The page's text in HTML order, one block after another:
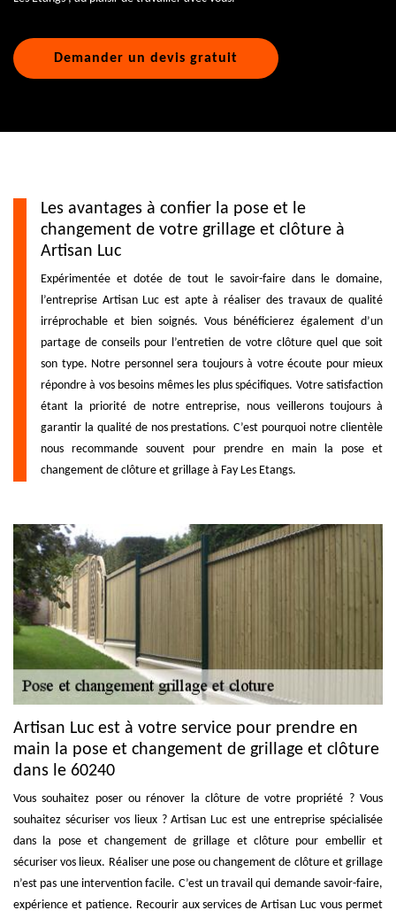
Demander un devis gratuit
Les avantages à confier la pose et le
changement de votre grillage et clôture à
Artisan Luc
Expérimentée et dotée de tout le savoir-faire dans le domaine,
l’entreprise Artisan Luc est apte à réaliser des travaux de qualité
irréprochable et bien soignés. Vous bénéficierez également d’un
partage de conseils pour l’entretien de votre clôture quel que soit
son type. Notre personnel sera toujours à votre écoute pour mieux
répondre à vos besoins mêmes les plus spécifiques. Votre satisfaction
étant la priorité de notre entreprise, nous veillerons toujours à
garantir la qualité de nos prestations. C’est pourquoi notre clientèle
nous recommande souvent pour prendre en main la pose et
changement de clôture et grillage à Fay Les Etangs.
Artisan Luc est à votre service pour prendre en
main la pose et changement de grillage et clôture
dans le 60240
Vous souhaitez poser ou rénover la clôture de votre propriété ? Vous
souhaitez sécuriser vos lieux ? Artisan Luc est une entreprise spécialisée
dans la pose et changement de grillage et clôture pour embellir et
sécuriser vos lieux. Réaliser une pose ou changement de clôture et grillage
n’est pas une intervention facile. C’est un travail qui demande savoir-faire,
expérience et patience. Recourir aux services de Artisan Luc vous permet